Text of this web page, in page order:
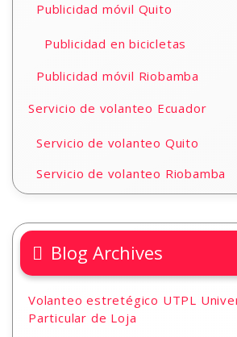
Publicidad móvil Quito
Publicidad en bicicletas
Publicidad móvil Riobamba
Servicio de volanteo Ecuador
Servicio de volanteo Quito
Servicio de volanteo Riobamba
Blog Archives
Volanteo estretégico UTPL
Particular de Loja